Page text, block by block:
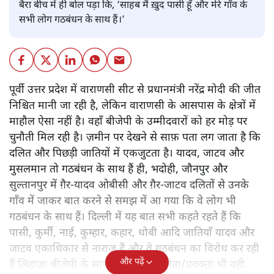
बैरा बीच में ही बोल पड़ा कि, ‘साहब मैं ख़ुद पासी हूँ और मेरे गाँव के
सभी लोग गठबंधन के साथ हैं।’
पूर्वी उत्तर प्रदेश में वाराणसी सीट से प्रधानमंत्री नरेंद्र मोदी की जीत
निश्चित मानी जा रही है, लेकिन वाराणसी के आसपास के क्षेत्रों में
माहौल ऐसा नहीं है। वहाँ बीजेपी के उम्मीदवारों को हर मोड़ पर
चुनौती मिल रही है। ज़मीन पर देखने से साफ़ पता लग जाता है कि
दलित और पिछड़ी जातियों में एकजुटता है। यादव, जाटव और
मुसलमान तो गठबंधन के साथ हैं ही, भदोही, जौनपुर और
सुल्तानपुर में ग़ैर-यादव ओबीसी और ग़ैर-जाटव दलितों से उनके
गाँव में जाकर बात करने से समझ में आ गया कि वे लोग भी
गठबंधन के साथ हैं। दिल्ली में यह बात सभी कहते रहते हैं कि
पासी, कुर्मी, नाई, कुम्हार, कहार, धोबी आदि जातियाँ यादव और
जाटव एकाधिकार से नाराज़ हैं और वे गठबंधन का विरोध कर रही
हैं लिहाज़ा बीजेपी के साथ हैं। बीजेपी के नेता/प्रवक्ता भी यही
और पढ़ें